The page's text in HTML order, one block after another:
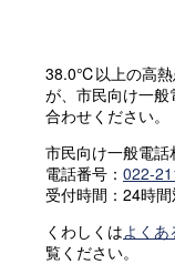
38.0℃以上の高熱
が、市民向け一
合わせください。
市民向け一般電話
電話番号： 022-
受付時間：24時
くわしくはよくあ
覧ください。